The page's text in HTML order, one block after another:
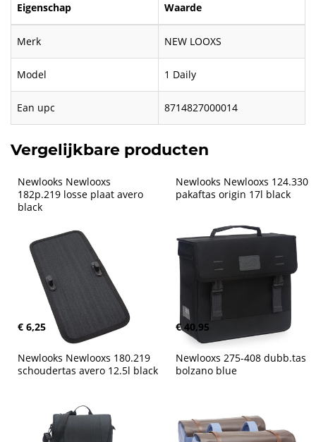
Eigenschap Waarde
Merk NEW LOOXS
Model 1 Daily
Ean upc 8714827000014
Vergelijkbare producten
Newlooks Newlooxs
182p.219 losse plaat avero
black
€ 6,25
Newlooks Newlooxs 124.330
pakaftas origin 17l black
€ 40,95
Newlooks Newlooxs 180.219
schoudertas avero 12.5l black
Newlooxs 275-408 dubb.tas
bolzano blue